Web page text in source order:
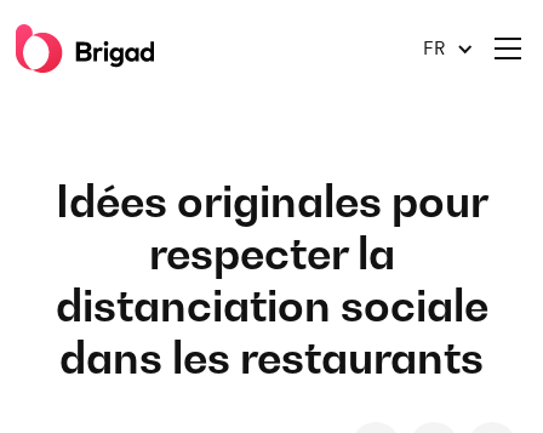
FR
Idées originales pour
respecter la
distanciation sociale
dans les restaurants